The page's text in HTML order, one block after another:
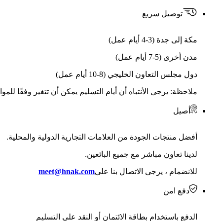
توصيل سريع
مكة إلى جدة (3-4 أيام عمل)
مدن أخرى (5-7 أيام عمل)
دول مجلس التعاون الخليجي (8-10 أيام عمل)
ملاحظة: يرجى الأنتباه أن أيام التسليم يمكن أن تتغير وفقًا
أصيل
أفضل منتجات الجودة من العلامات التجارية الدولية والمحلية.
لدينا تعاون مباشر مع جميع البائعين.
للانضمام ، يرجى الاتصال بنا علىmeet@hnak.com
دفع امن
الدفع باستخدام بطاقة الائتمان أو النقد على التسليم